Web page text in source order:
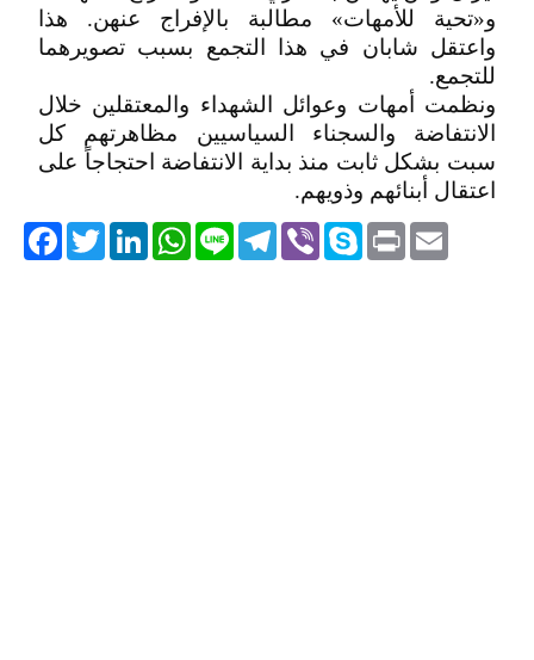
و«تحية للأمهات» مطالبة بالإفراج عنهن. هذا
واعتقل شابان في هذا التجمع بسبب تصويرهما
للتجمع.
ونظمت أمهات وعوائل الشهداء والمعتقلين خلال
الانتفاضة والسجناء السياسيين مظاهرتهم كل
سبت بشكل ثابت منذ بداية الانتفاضة احتجاجاً على
اعتقال أبنائهم وذويهم.
TwitterLinkedIn
WhatsApp Line
Telegram ViberSkype PrintEmail